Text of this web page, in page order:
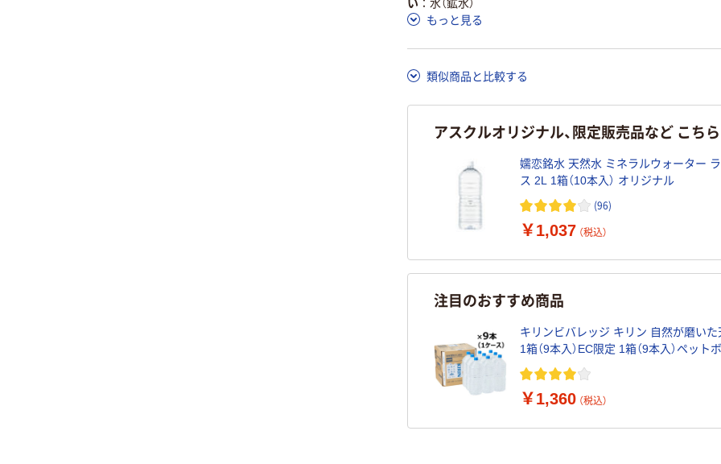
い
水（鉱水）
もっと見る
類似商品と比較する
アスクルオリジナル、限定販売品など こち
嬬恋銘水 天然水 ミネラルウォーター
ス 2L 1箱（10本入） オリジナル
(96)
￥1,037 （税込）
注目のおすすめ商品
キリンビバレッジ キリン 自然が磨いた
1箱（9本入）EC限定 1箱（9本入）ペット
￥1,360 （税込）